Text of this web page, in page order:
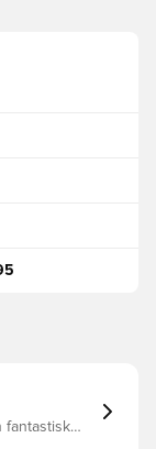
fantastisk